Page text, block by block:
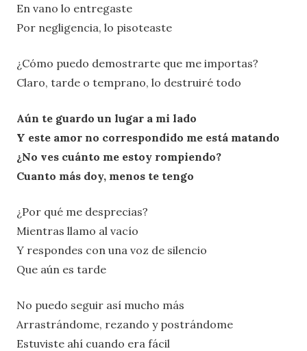
En vano lo entregaste
Por negligencia, lo pisoteaste
¿Cómo puedo demostrarte que me importas?
Claro, tarde o temprano, lo destruiré todo
Aún te guardo un lugar a mi lado
Y este amor no correspondido me está matando
¿No ves cuánto me estoy rompiendo?
Cuanto más doy, menos te tengo
¿Por qué me desprecias?
Mientras llamo al vacío
Y respondes con una voz de silencio
Que aún es tarde
No puedo seguir así mucho más
Arrastrándome, rezando y postrándome
Estuviste ahí cuando era fácil